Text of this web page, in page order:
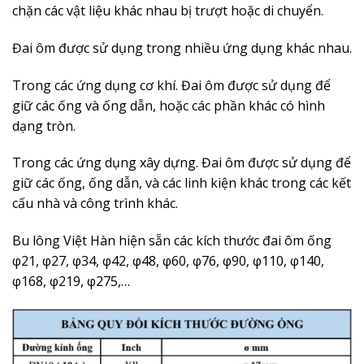
chặn các vật liệu khác nhau bị trượt hoặc di chuyển.
Đai ôm được sử dụng trong nhiều ứng dụng khác nhau.
Trong các ứng dụng cơ khí. Đai ôm được sử dụng để
giữ các ống và ống dẫn, hoặc các phần khác có hình
dạng tròn.
Trong các ứng dụng xây dựng. Đai ôm được sử dụng để
giữ các ống, ống dẫn, và các linh kiện khác trong các kết
cấu nhà và công trình khác.
Bu lông Việt Hàn hiện sẵn các kích thước đai ôm ống
φ21, φ27, φ34, φ42, φ48, φ60, φ76, φ90, φ110, φ140,
φ168, φ219, φ275,…